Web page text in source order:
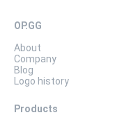
OP.GG
About
Company
Blog
Logo history
Products